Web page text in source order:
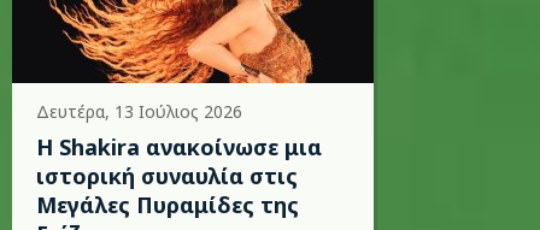
Δευτέρα, 13 Ιούλιος 2026
Η Shakira ανακοίνωσε μια
ιστορική συναυλία στις
Μεγάλες Πυραμίδες της